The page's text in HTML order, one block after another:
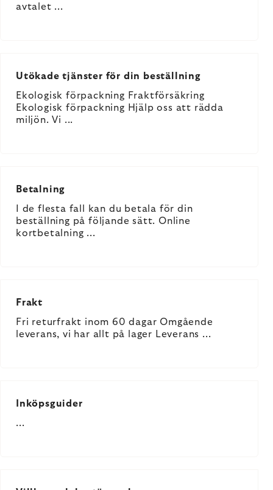
avtalet ...
Utökade tjänster för din beställning
Ekologisk förpackning Fraktförsäkring
Ekologisk förpackning Hjälp oss att rädda
miljön. Vi ...
Betalning
I de flesta fall kan du betala för din
beställning på följande sätt. Online
kortbetalning ...
Frakt
Fri returfrakt inom 60 dagar Omgående
leverans, vi har allt på lager Leverans ...
Inköpsguider
...